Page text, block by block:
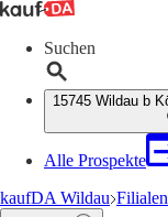
Suchen
15745 Wildau b
Alle Prospekte
kaufDA Wildau Filialen